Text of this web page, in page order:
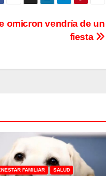
omicron vendría de un
fiesta
FAMILIAR SALUD